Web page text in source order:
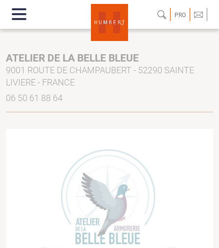
PRO
ATELIER DE LA BELLE BLEUE
9001 ROUTE DE CHAMPAUBERT - 52290 SAINTE
LIVIERE - FRANCE
06 50 61 88 64